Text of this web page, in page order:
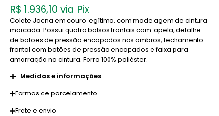
R$ 1.936,10 via Pix
Colete Joana em couro legítimo, com modelagem de cintura
marcada. Possui quatro bolsos frontais com lapela, detalhe
de botões de pressão encapados nos ombros, fechamento
frontal com botões de pressão encapados e faixa para
amarração na cintura. Forro 100% poliéster.
Medidas e informações
Formas de parcelamento
Frete e envio